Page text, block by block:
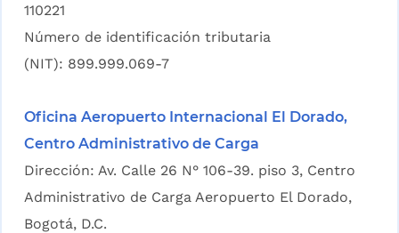
110221
Número de identificación tributaria
(NIT): 899.999.069-7
Oficina Aeropuerto Internacional El Dorado,
Centro Administrativo de Carga
Dirección: Av. Calle 26 N° 106-39. piso 3, Centro
Administrativo de Carga Aeropuerto El Dorado,
Bogotá, D.C.